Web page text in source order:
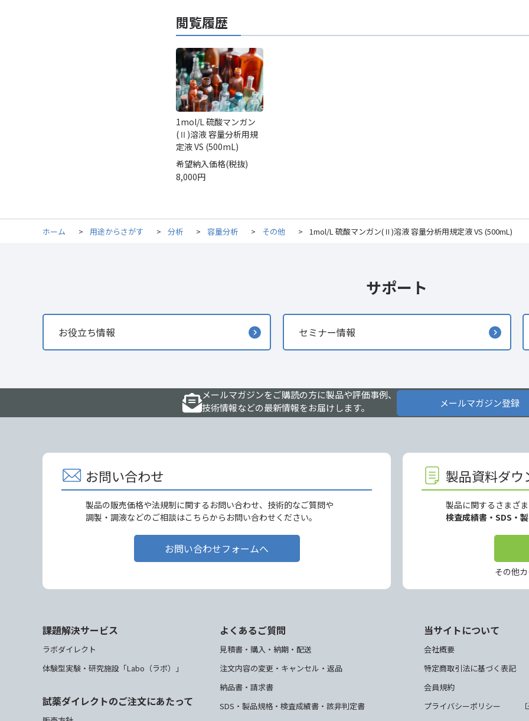
閲覧履歴
1mol/L 硫酸マンガン
(Ⅱ)溶液 容量分析用規
定液 VS (500mL)
希望納入価格(税抜)
8,000円
ホーム > 用途からさがす > 分析 > 容量分析 > その他 > 1mol/L 硫酸マンガン(Ⅱ)溶液 容量分析用規定液 VS (500mL)
サポート
お役立ち情報 セミナー情報
メールマガジンをご購読の方に製品や評価事例、
技術情報などの最新情報をお届けします。
メールマガジン登録
お問い合わせ
製品の販売価格や法規制に関するお問い合わせ、技術的なご質問や
調製・調液などのご相談はこちらからお問い合わせください。
お問い合わせフォームへ
製品資料ダウ
製品に関するさまざ
検査成績書・SDS・
その他
課題解決サービス
ラボダイレクト
体験型実験・研究施設「Labo（ラボ）」
試薬ダイレクトのご注文にあたって
よくあるご質問
見積書・購入・納期・配送
注文内容の変更・キャンセル・返品
納品書・請求書
SDS・製品規格・検査成績書・該非判定書
当サイトについて
会社概要
特定商取引法に基づく表記
会員規約
プライバシーポリシー